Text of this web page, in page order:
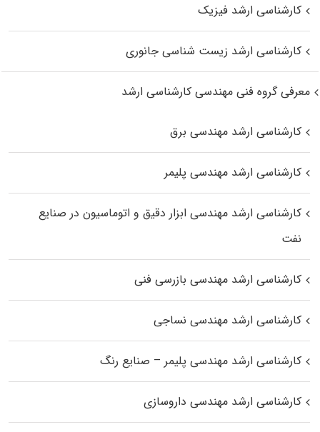
کارشناسی ارشد فیزیک
کارشناسی ارشد زیست‌ شناسی جانوری
معرفی گروه فنی مهندسی کارشناسی ارشد
کارشناسی ارشد مهندسی برق
کارشناسی ارشد مهندسی پلیمر
کارشناسی ارشد مهندسی ابزار دقیق و اتوماسیون در صنایع
نفت
کارشناسی ارشد مهندسی بازرسی فنی
کارشناسی ارشد مهندسی نساجی
کارشناسی ارشد مهندسی پلیمر – صنایع رنگ
کارشناسی ارشد مهندسی داروسازی